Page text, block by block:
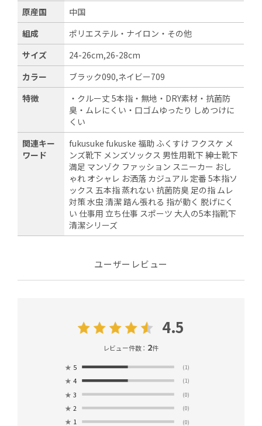
原産国
中国
組成
ポリエステル・ナイロン・その他
サイズ
24-26cm,26-28cm
カラー
ブラック090,ネイビー709
特徴
・クルー丈 5本指・無地・DRY素材・抗菌防
臭・ムレにくい・口ゴムゆったり しめつけに
くい
関連キー
ワード
fukusuke fukuske 福助 ふくすけ フクスケ メ
ンズ靴下 メンズソックス 男性用靴下 紳士靴下
満足 マンゾク ファッション スニーカー おし
ゃれ オシャレ お洒落 カジュアル 定番 5本指ソ
ックス 五本指 蒸れない 抗菌防臭 足の指 ムレ
対策 水虫 清潔 踏ん張れる 指が動く 脱げにく
い 仕事用 立ち仕事 スポーツ 大人の5本指靴下
清潔シリーズ
ユーザーレビュー
4.5
レビュー件数： 2件
★ 5 (1)
★ 4 (1)
★ 3 (0)
★ 2 (0)
★ 1 (0)